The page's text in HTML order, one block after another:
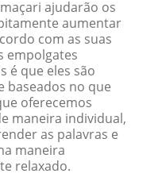
ajudarão os
aumentar
com as suas
empolgates
é que eles são
baseados no que
oferecemos
maneira individual,
as palavras e
maneira
relaxado.